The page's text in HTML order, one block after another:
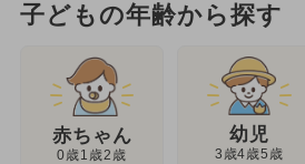
子どもの年齢から探す
赤ちゃん
0歳1歳2歳
幼児
3歳4歳5歳